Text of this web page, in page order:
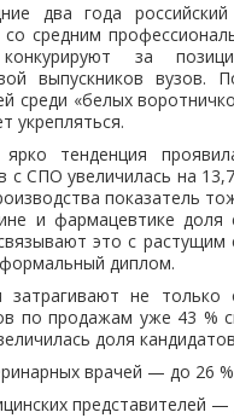
два года
со средним
за
выпускников вузов.
среди «белых
укрепляться.
тенденция
с СПО увеличилась на
показатель
и фармацевтике доля
это с
диплом.
затрагивают не
по продажам уже 43 %
доля
врачей — до 26
представителей —